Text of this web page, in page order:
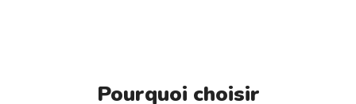
Pourquoi choisir